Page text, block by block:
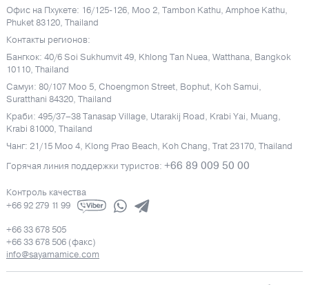
Офис на Пхукете: 16/125-126, Moo 2, Tambon Kathu, Amphoe Kathu,
Phuket 83120, Thailand
Контакты регионов:
Бангкок: 40/6 Soi Sukhumvit 49, Khlong Tan Nuea, Watthana, Bangkok
10110, Thailand
Самуи: 80/107 Moo 5, Choengmon Street, Bophut, Koh Samui,
Suratthani 84320, Thailand
Краби: 495/37–38 Tanasap Village, Utarakij Road, Krabi Yai, Muang,
Krabi 81000, Thailand
Чанг: 21/15 Moo 4, Klong Prao Beach, Koh Chang, Trat 23170, Thailand
Горячая линия поддержки туристов: +66 89 009 50 00
Контроль качества
+66 92 279 11 99
+66 33 678 505
+66 33 678 506 (факс)
info@sayamamice.com